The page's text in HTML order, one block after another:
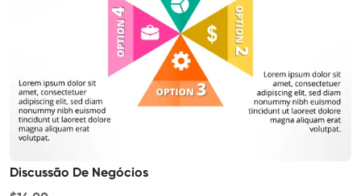
Discussão De Negócios